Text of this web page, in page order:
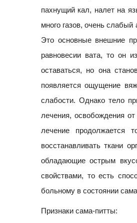
пахнущий кал, налет на
много газов, очень
Это основные внешние
равновесии вата, то он
оставаться, но она
появляется ощущение
слабости. Однако тело
лечения, освобождения
лечение продолжается
восстанавливать ткани
обладающие острым
свойствами, то есть
больному в состоянии
Признаки сама-питты: